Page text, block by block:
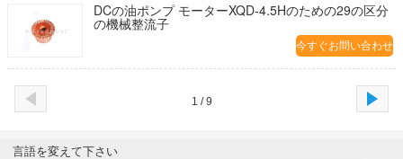
DCの油ポンプ モーターXQD-4.5Hのための29の区分
の機械整流子
今すぐお問い合わせ
1 / 9
言語を変えて下さい